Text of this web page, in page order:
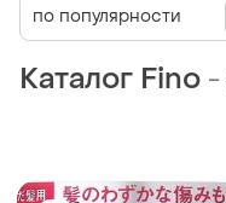
Каталог Fino -
по популярности